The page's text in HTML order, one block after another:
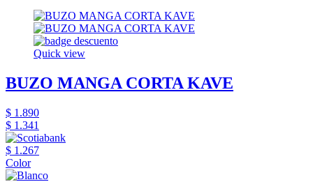
Quick view
BUZO MANGA CORTA KAVE
$ 1.890
$ 1.341
$ 1.267
Color